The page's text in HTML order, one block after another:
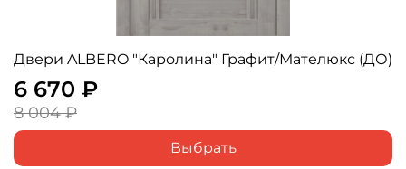
Двери ALBERO "Каролина" Графит/Мателюкс (ДО)
6 670 ₽
8 004 ₽
Выбрать